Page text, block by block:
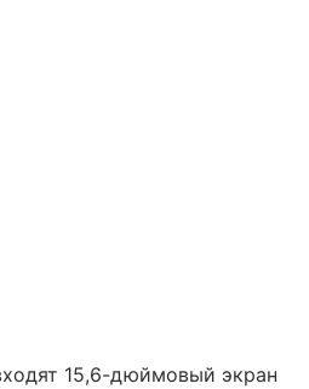
15,6-дюймовый экран